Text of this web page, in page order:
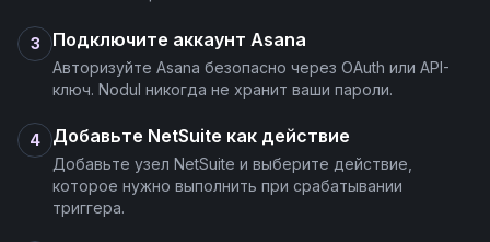
3 Подключите аккаунт Asana
Авторизуйте Asana безопасно через OAuth или API-
ключ. Nodul никогда не хранит ваши пароли.
4 Добавьте NetSuite как действие
Добавьте узел NetSuite и выберите действие,
которое нужно выполнить при срабатывании
триггера.